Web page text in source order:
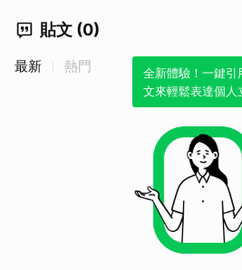
貼文 (0)
全新體驗！一鍵引
文來輕鬆表達個人
最新 熱門